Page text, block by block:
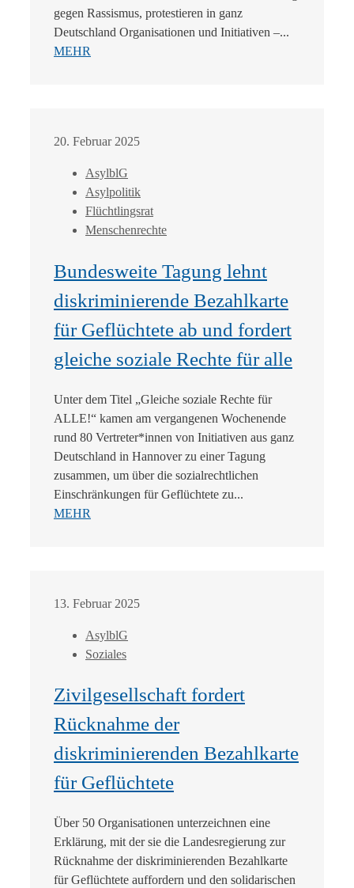
gegen Rassismus, protestieren in ganz
Deutschland Organisationen und Initiativen –...
MEHR
20. Februar 2025
AsylblG
Asylpolitik
Flüchtlingsrat
Menschenrechte
Bundesweite Tagung lehnt
diskriminierende Bezahlkarte
für Geflüchtete ab und fordert
gleiche soziale Rechte für alle
Unter dem Titel „Gleiche soziale Rechte für
ALLE!“ kamen am vergangenen Wochenende
rund 80 Vertreter*innen von Initiativen aus ganz
Deutschland in Hannover zu einer Tagung
zusammen, um über die sozialrechtlichen
Einschränkungen für Geflüchtete zu...
MEHR
13. Februar 2025
AsylblG
Soziales
Zivilgesellschaft fordert
Rücknahme der
diskriminierenden Bezahlkarte
für Geflüchtete
Über 50 Organisationen unterzeichnen eine
Erklärung, mit der sie die Landesregierung zur
Rücknahme der diskriminierenden Bezahlkarte
für Geflüchtete auffordern und den solidarischen